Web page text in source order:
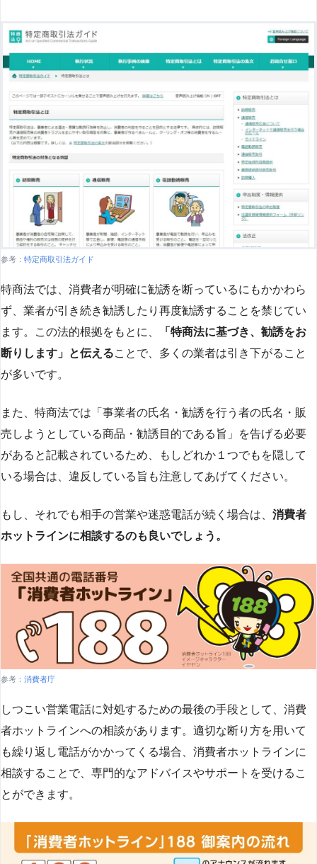
参考： 特定商取引法ガイド
特商法では、消費者が明確に勧誘を断っているにもかかわら
ず、業者が引き続き勧誘したり再度勧誘することを禁じてい
ます。この法的根拠をもとに、
「特商法に基づき、勧誘をお
断りします」と伝えることで、多くの業者は引き下がること
が多いです​​。
また、特商法では「事業者の氏名・勧誘を行う者の氏名・販
売しようとしている商品・勧誘目的である旨」を告げる必要
があると記載されているため、もしどれか１つでもを隠して
いる場合は、違反している旨も注意してあげてください。
もし、それでも相手の営業や迷惑電話が続く場合は、 消費者
ホットラインに相談するのも良いでしょう。
参考： 消費者庁
しつこい営業電話に対処するための最後の手段として、消費
者ホットラインへの相談があります。適切な断り方を用いて
も繰り返し電話がかかってくる場合、消費者ホットラインに
相談することで、専門的なアドバイスやサポートを受けるこ
とができます​​。